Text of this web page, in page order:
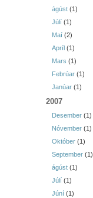
ágúst (1)
Júlí (1)
Maí (2)
Apríl (1)
Mars (1)
Febrúar (1)
Janúar (1)
2007
Desember (1)
Nóvember (1)
Október (1)
September (1)
ágúst (1)
Júlí (1)
Júní (1)